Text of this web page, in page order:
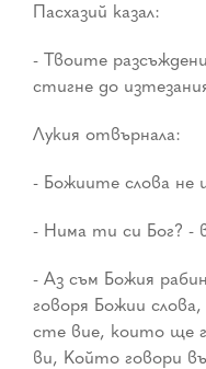
Пасхазий казал:
- Твоите
стигне до
Лукия отвърнала:
- Божиите слова не
- Нима ти си Бог? -
- Аз съм Божия
говоря Божии
сте вие, които ще
ви, Който говори